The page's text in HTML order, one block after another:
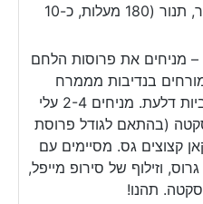
זאת בעזרת מצנם, טוסטר, תנור (180 מעלות, כ-10
מניחים את פרוסות הלחם
בנדיבות מממרח
הגבינה ומפזרים מעל קוביות דלעת. מניחים 2-4 עלי
(בהתאם לגודל פרוסת
קצוצים גס. מסיימים עם
וזילוף של סירופ מייפל,
תהנו!